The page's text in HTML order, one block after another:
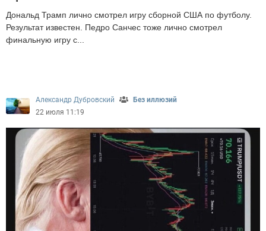
Дональд Трамп лично смотрел игру сборной США по футболу.
Результат известен. Педро Санчес тоже лично смотрел
финальную игру с...
Александр Дубровский
Без иллюзий
22 июля 11:19